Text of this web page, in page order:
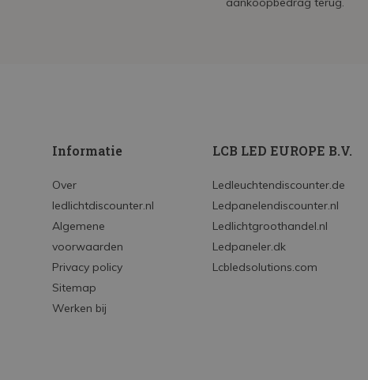
Informatie
Over
ledlichtdiscounter.nl
Algemene
voorwaarden
Privacy policy
Sitemap
Werken bij
LCB LED EUROPE B.V.
Ledleuchtendiscounter.de
Ledpanelendiscounter.nl
Ledlichtgroothandel.nl
Ledpaneler.dk
Lcbledsolutions.com